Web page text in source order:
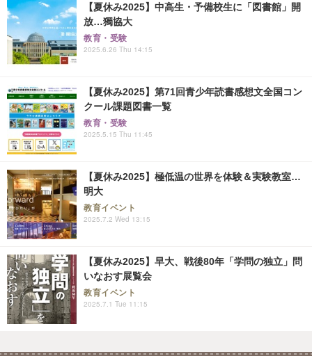
【夏休み2025】中高生・予備校生に「図書館」開
放…獨協大
教育・受験
2025.6.26 Thu 14:15
【夏休み2025】第71回青少年読書感想文全国コン
クール課題図書一覧
教育・受験
2025.5.15 Thu 11:45
【夏休み2025】極低温の世界を体験＆実験教室…
明大
教育イベント
2025.7.2 Wed 13:15
【夏休み2025】早大、戦後80年「学問の独立」問
いなおす展覧会
教育イベント
2025.7.1 Tue 11:15